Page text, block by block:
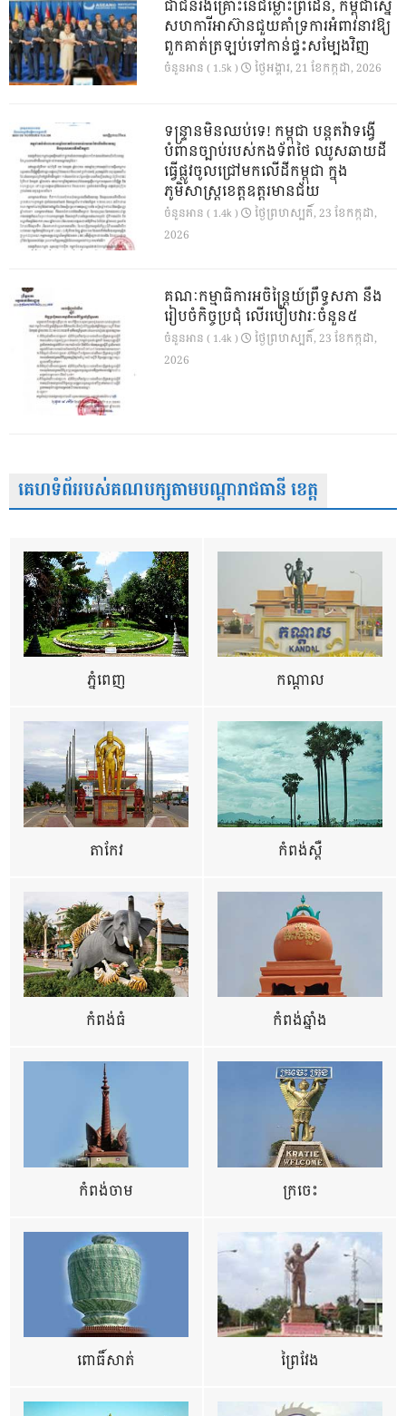
ជាជនរងគ្រោះនៃជម្លោះព្រំដែន, កម្ពុជាស្នើ
សហការីអាស៊ានជួយគាំទ្រការអំពាវនាវឱ្យ
ពួកគាត់ត្រឡប់ទៅកាន់ផ្ទះសម្បែងវិញ
ចំនួនអាន ( 1.5k ) ថ្ងៃ​អង្គារ, 21 ខែ​កក្កដា, 2026
ទន្ទ្រានមិនឈប់ទេ! កម្ពុជា បន្តតវ៉ាទង្វើ
បំពានច្បាប់របស់កងទ័ពថៃ ឈូសឆាយដី
ធ្វើផ្លូវចូលជ្រៅមកលើដីកម្ពុជា ក្នុង
ភូមិសាស្ត្រខេត្តឧត្តរមានជ័យ
ចំនួនអាន ( 1.4k )
ថ្ងៃ​ព្រហស្បតិ៍, 23 ខែ​កក្កដា,
2026
គណៈកម្មាធិការអចិន្ត្រៃយ៍ព្រឹទ្ធសភា នឹង
រៀបចំកិច្ចប្រជុំ លើរបៀបវារៈចំនួន៥
ចំនួនអាន ( 1.4k )
ថ្ងៃ​ព្រហស្បតិ៍, 23 ខែ​កក្កដា,
2026
គេហទំព័ររបស់គណបក្សតាមបណ្តារាជធានី ខេត្ត
ភ្នំពេញ កណ្តាល
តាកែវ កំពង់ស្ពឺ
កំពង់ធំ កំពង់ឆ្នាំង
កំពង់ចាម ក្រចេះ
ពោធិ៍សាត់ ព្រៃវែង